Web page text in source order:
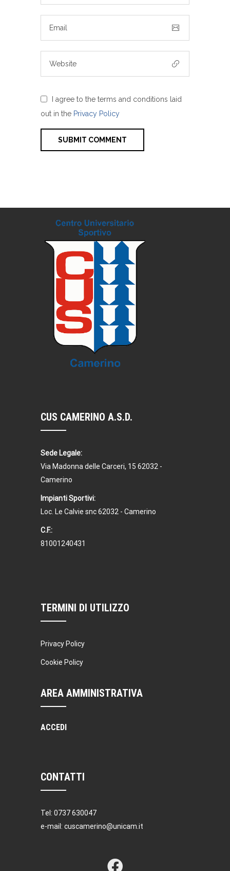
I agree to the terms and conditions laid
out in the Privacy Policy
CUS CAMERINO A.S.D.
Sede Legale:
Via Madonna delle Carceri, 15 62032 -
Camerino
Impianti Sportivi:
Loc. Le Calvie snc 62032 - Camerino
C.F.:
81001240431
TERMINI DI UTILIZZO
Privacy Policy
Cookie Policy
AREA AMMINISTRATIVA
ACCEDI
CONTATTI
Tel: 0737 630047
e-mail: cuscamerino@unicam.it